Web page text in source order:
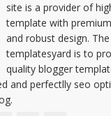
site is a provider of
template with
and robust design.
templatesyard is to
quality blogger
and perfectlly seo